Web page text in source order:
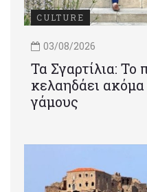
CULTURE
03/08/2026
Τα Σγαρτίλια: Το
κελαηδάει
γάμους